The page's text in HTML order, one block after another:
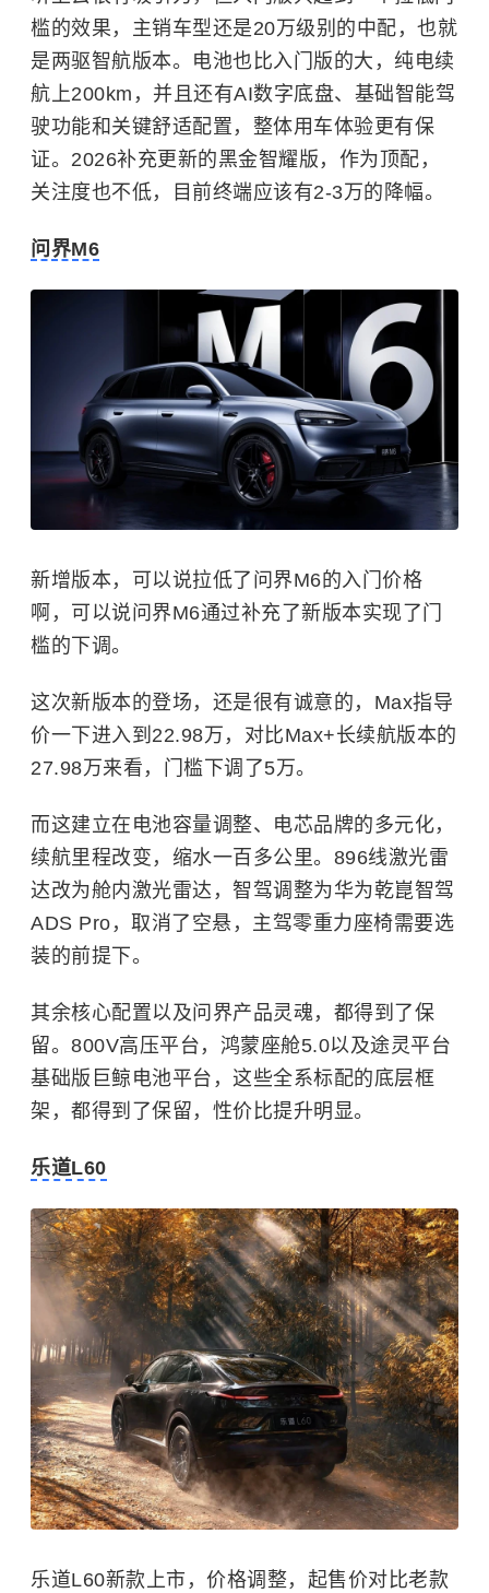
槛的效果，主销车型还是20万级别的中配，也就
是两驱智航版本。电池也比入门版的大，纯电续
航上200km，并且还有AI数字底盘、基础智能驾
驶功能和关键舒适配置，整体用车体验更有保
证。2026补充更新的黑金智耀版，作为顶配，
关注度也不低，目前终端应该有2-3万的降幅。
问界M6
新增版本，可以说拉低了问界M6的入门价格
啊，可以说问界M6通过补充了新版本实现了门
槛的下调。
这次新版本的登场，还是很有诚意的，Max指导
价一下进入到22.98万，对比Max+长续航版本的
27.98万来看，门槛下调了5万。
而这建立在电池容量调整、电芯品牌的多元化，
续航里程改变，缩水一百多公里。896线激光雷
达改为舱内激光雷达，智驾调整为华为乾崑智驾
ADS Pro，取消了空悬，主驾零重力座椅需要选
装的前提下。
其余核心配置以及问界产品灵魂，都得到了保
留。800V高压平台，鸿蒙座舱5.0以及途灵平台
基础版巨鲸电池平台，这些全系标配的底层框
架，都得到了保留，性价比提升明显。
乐道L60
乐道L60新款上市，价格调整，起售价对比老款